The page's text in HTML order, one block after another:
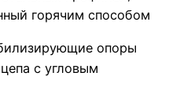
горячим способом
опоры
с угловым